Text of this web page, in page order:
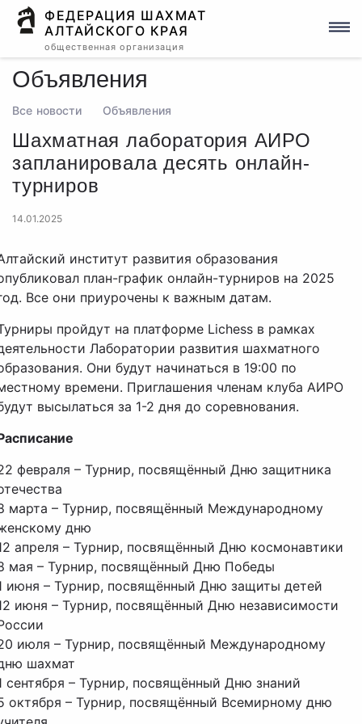
ФЕДЕРАЦИЯ ШАХМАТ
АЛТАЙСКОГО КРАЯ
общественная организация
Объявления
Все новости Объявления
Шахматная лаборатория АИРО
запланировала десять онлайн-
турниров
14.01.2025
институт развития образования
план-график онлайн-турниров на 2025
Все они приурочены к важным датам.
пройдут на платформе Lichess в рамках
Лаборатории развития шахматного
Они будут начинаться в 19:00 по
времени. Приглашения членам клуба АИРО
высылаться за 1-2 дня до соревнования.
февраля – Турнир, посвящённый Дню защитника
марта – Турнир, посвящённый Международному
дню
апреля – Турнир, посвящённый Дню космонавтики
мая – Турнир, посвящённый Дню Победы
июня – Турнир, посвящённый Дню защиты детей
июня – Турнир, посвящённый Дню независимости
июля – Турнир, посвящённый Международному
шахмат
сентября – Турнир, посвящённый Дню знаний
октября – Турнир, посвящённый Всемирному дню